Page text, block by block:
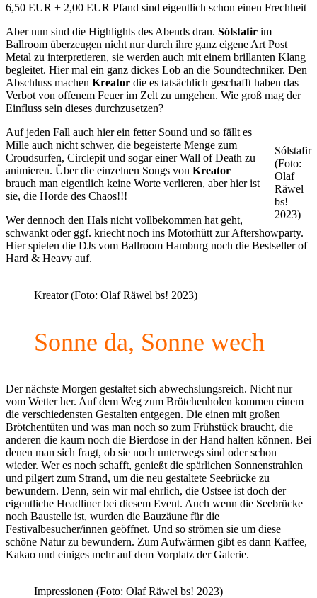
6,50 EUR + 2,00 EUR Pfand sind eigentlich schon einen Frechheit
Aber nun sind die Highlights des Abends dran. Sólstafir im
Ballroom überzeugen nicht nur durch ihre ganz eigene Art Post
Metal zu interpretieren, sie werden auch mit einem brillanten Klang
begleitet. Hier mal ein ganz dickes Lob an die Soundtechniker. Den
Abschluss machen Kreator die es tatsächlich geschafft haben das
Verbot von offenem Feuer im Zelt zu umgehen. Wie groß mag der
Einfluss sein dieses durchzusetzen?
Sólstafir
(Foto:
Olaf
Räwel
bs!
2023)
Auf jeden Fall auch hier ein fetter Sound und so fällt es
Mille auch nicht schwer, die begeisterte Menge zum
Croudsurfen, Circlepit und sogar einer Wall of Death zu
animieren. Über die einzelnen Songs von Kreator
brauch man eigentlich keine Worte verlieren, aber hier ist
sie, die Horde des Chaos!!!
Wer dennoch den Hals nicht vollbekommen hat geht,
schwankt oder ggf. kriecht noch ins Motörhütt zur Aftershowparty.
Hier spielen die DJs vom Ballroom Hamburg noch die Bestseller of
Hard & Heavy auf.
Kreator (Foto: Olaf Räwel bs! 2023)
Sonne da, Sonne wech
Der nächste Morgen gestaltet sich abwechslungsreich. Nicht nur
vom Wetter her. Auf dem Weg zum Brötchenholen kommen einem
die verschiedensten Gestalten entgegen. Die einen mit großen
Brötchentüten und was man noch so zum Frühstück braucht, die
anderen die kaum noch die Bierdose in der Hand halten können. Bei
denen man sich fragt, ob sie noch unterwegs sind oder schon
wieder. Wer es noch schafft, genießt die spärlichen Sonnenstrahlen
und pilgert zum Strand, um die neu gestaltete Seebrücke zu
bewundern. Denn, sein wir mal ehrlich, die Ostsee ist doch der
eigentliche Headliner bei diesem Event. Auch wenn die Seebrücke
noch Baustelle ist, wurden die Bauzäune für die
Festivalbesucher/innen geöffnet. Und so strömen sie um diese
schöne Natur zu bewundern. Zum Aufwärmen gibt es dann Kaffee,
Kakao und einiges mehr auf dem Vorplatz der Galerie.
Impressionen (Foto: Olaf Räwel bs! 2023)